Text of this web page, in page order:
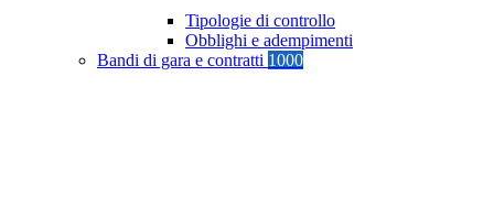
Tipologie di controllo
Obblighi e adempimenti
Bandi di gara e contratti 1000